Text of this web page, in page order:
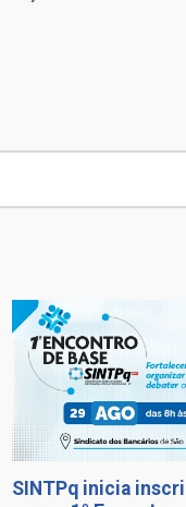
SINTPq inicia